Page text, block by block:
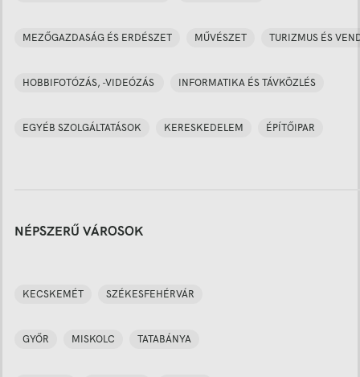
MEZŐGAZDASÁG ÉS ERDÉSZET MŰVÉSZET TURIZMUS ÉS
HOBBIFOTÓZÁS, -VIDEÓZÁS INFORMATIKA ÉS TÁVKÖZLÉS
EGYÉB SZOLGÁLTATÁSOK KERESKEDELEM ÉPÍTŐIPAR
NÉPSZERŰ VÁROSOK
KECSKEMÉT SZÉKESFEHÉRVÁR
GYŐR MISKOLC TATABÁNYA